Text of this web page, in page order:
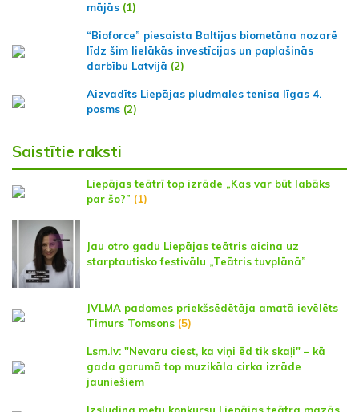
mājās (1)
“Bioforce” piesaista Baltijas biometāna nozarē
līdz šim lielākās investīcijas un paplašinās
darbību Latvijā (2)
Aizvadīts Liepājas pludmales tenisa līgas 4.
posms (2)
Saistītie raksti
Liepājas teātrī top izrāde „Kas var būt labāks
par šo?” (1)
Jau otro gadu Liepājas teātris aicina uz
starptautisko festivālu „Teātris tuvplānā”
JVLMA padomes priekšsēdētāja amatā ievēlēts
Timurs Tomsons (5)
Lsm.lv: "Nevaru ciest, ka viņi ēd tik skaļi" – kā
gada garumā top muzikāla cirka izrāde
jauniešiem